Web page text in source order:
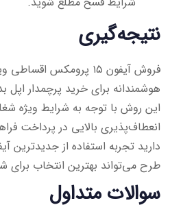
نتیجه‌گیری
فروش آیفون ۱۵ پرومکس
هوشمندانه برای خرید پرچمدار
این روش با توجه به شرایط ویژه
انعطاف‌پذیری بالایی در پرداخت
دارید تجربه استفاده از جدیدترین
طرح می‌تواند بهترین انتخاب برای
سوالات متداول